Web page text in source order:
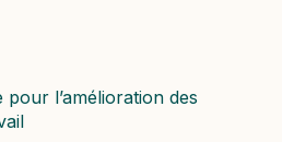
l’amélioration des